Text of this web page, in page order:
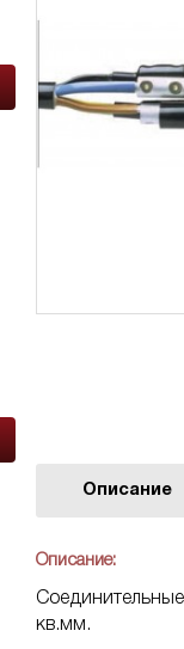
Описание
Описание:
кв.мм.